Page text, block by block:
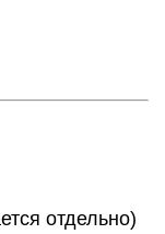
отдельно)